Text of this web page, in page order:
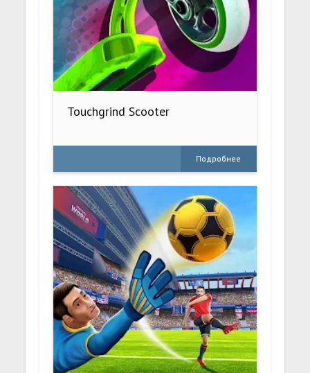
Touchgrind Scooter
Подробнее